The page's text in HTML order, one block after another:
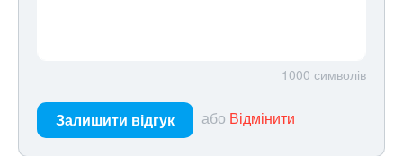
1000 символів
Залишити відгук або Відмінити